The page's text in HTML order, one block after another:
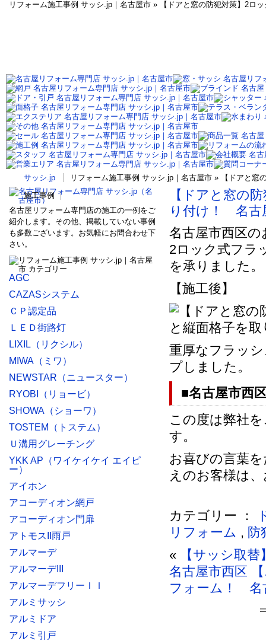
リフォーム施工事例 サッシ.jp｜名古屋市 » 【ドアと窓の防犯対策】2
サッシ.jp
リフォーム施工事例 サッシ.jp｜名古屋市 » 【ドアと
施工事例
【ドアと窓の
り付け！ 名古
名古屋市西区
2ロック式フラ
を承りました。
【施工後】
重厚なフラッ
プしました。
■名古屋市西
この度は弊社
す。
お喜びの言葉
えのお客様は
カテゴリー ：
リフォーム , 防
«
【サッシ取
名古屋市西区
フォーム！ 名
名古屋リフォーム専門店の施工の一例をご
紹介します。その他、掲載していない事例
も多数ございます。お気軽にお問合わせ下
さい。
AGC
CAZASシステム
ＣＰ認定品
ＬＥＤ街路灯
LIXIL（リクシル）
MIWA（ミワ）
NEWSTAR（ニュースター）
RYOBI（リョービ）
SHOWA（ショーワ）
TOSTEM（トステム）
Ｕ溝用グレーチング
YKK AP（ワイケイケイ エイピ
ー）
アイホン
アコーディオン網戸
アコーディオン門扉
アトモスII雨戸
アルマーデ
アルマーデIII
アルマーデフリーＩＩ
アルミサッシ
アルミドア
アルミ引戸